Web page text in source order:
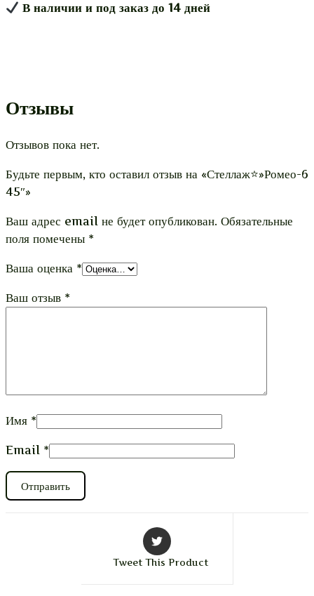
В наличии и под заказ до 14 дней
Отзывы
Отзывов пока нет.
Будьте первым, кто оставил отзыв на «Стеллаж⭐»Ромео-6
45″»
Ваш адрес email не будет опубликован. Обязательные
поля помечены *
Ваша оценка *
Ваш отзыв *
Имя *
Email *
Tweet This Product